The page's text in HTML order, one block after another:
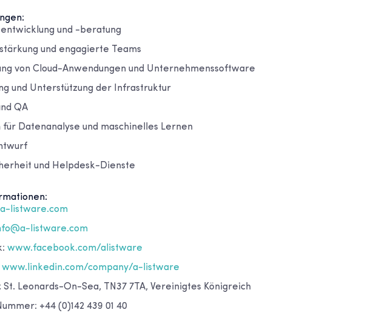
und -beratung
und engagierte Teams
von Cloud-Anwendungen und Unternehmenssoftware
und Unterstützung der Infrastruktur
QA
für Datenanalyse und maschinelles Lernen
und Helpdesk-Dienste
a-listware.com
listware.com
www.facebook.com/alistware
www.linkedin.com/company/a-listware
St. Leonards-On-Sea, TN37 7TA, Vereinigtes Königreich
+44 (0)142 439 01 40